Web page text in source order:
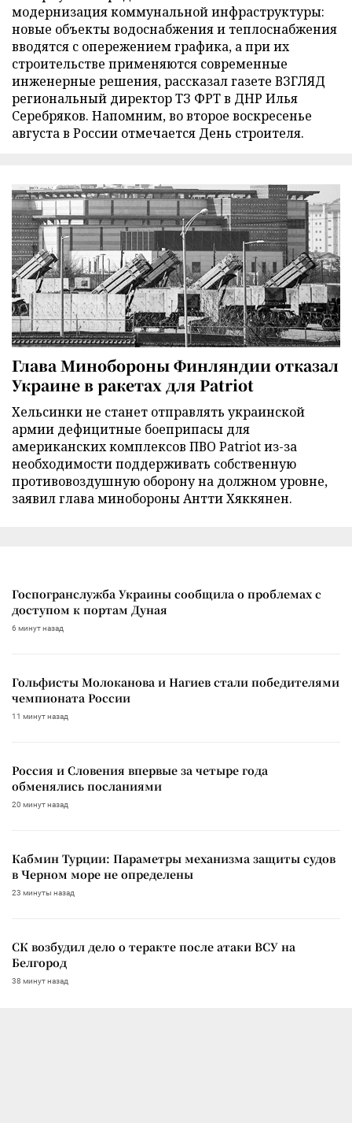
модернизация коммунальной инфраструктуры:
новые объекты водоснабжения и теплоснабжения
вводятся с опережением графика, а при их
строительстве применяются современные
инженерные решения, рассказал газете ВЗГЛЯД
региональный директор ТЗ ФРТ в ДНР Илья
Серебряков. Напомним, во второе воскресенье
августа в России отмечается День строителя.
Глава Минобороны Финляндии отказал
Украине в ракетах для Patriot
Хельсинки не станет отправлять украинской
армии дефицитные боеприпасы для
американских комплексов ПВО Patriot из-за
необходимости поддерживать собственную
противовоздушную оборону на должном уровне,
заявил глава минобороны Антти Хяккянен.
Госпогранслужба Украины сообщила о проблемах с
доступом к портам Дуная
6 минут назад
Гольфисты Молоканова и Нагиев стали победителями
чемпионата России
11 минут назад
Россия и Словения впервые за четыре года
обменялись посланиями
20 минут назад
Кабмин Турции: Параметры механизма защиты судов
в Черном море не определены
23 минуты назад
СК возбудил дело о теракте после атаки ВСУ на
Белгород
38 минут назад